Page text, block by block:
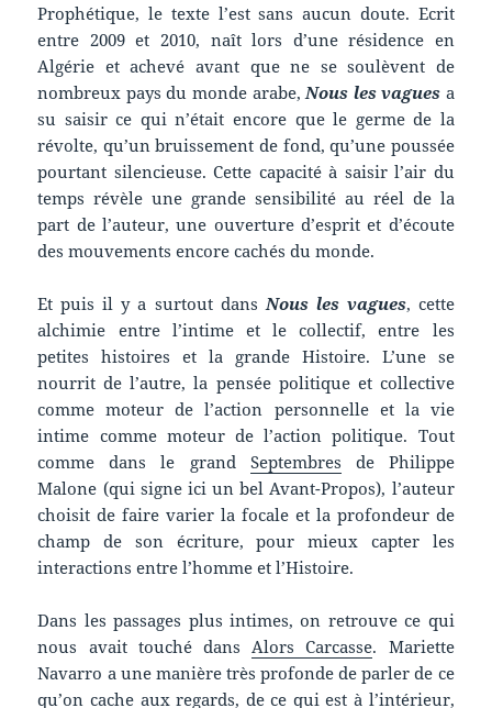
Prophétique, le texte l’est sans aucun doute. Ecrit
entre 2009 et 2010, naît lors d’une résidence en
Algérie et achevé avant que ne se soulèvent de
nombreux pays du monde arabe, Nous les vagues a
su saisir ce qui n’était encore que le germe de la
révolte, qu’un bruissement de fond, qu’une poussée
pourtant silencieuse. Cette capacité à saisir l’air du
temps révèle une grande sensibilité au réel de la
part de l’auteur, une ouverture d’esprit et d’écoute
des mouvements encore cachés du monde.
Et puis il y a surtout dans Nous les vagues, cette
alchimie entre l’intime et le collectif, entre les
petites histoires et la grande Histoire. L’une se
nourrit de l’autre, la pensée politique et collective
comme moteur de l’action personnelle et la vie
intime comme moteur de l’action politique. Tout
comme dans le grand Septembres de Philippe
Malone (qui signe ici un bel Avant-Propos), l’auteur
choisit de faire varier la focale et la profondeur de
champ de son écriture, pour mieux capter les
interactions entre l’homme et l’Histoire.
Dans les passages plus intimes, on retrouve ce qui
nous avait touché dans Alors Carcasse. Mariette
Navarro a une manière très profonde de parler de ce
qu’on cache aux regards, de ce qui est à l’intérieur,